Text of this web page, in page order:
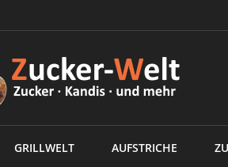
GRILLWELT AUFSTRICHE